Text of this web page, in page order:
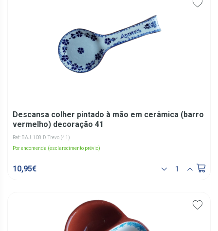
Descansa colher pintado à mão em cerâmica (barro
vermelho) decoração 41
Ref: BAJ.108.D.Trevo (41)
Por encomenda (esclarecimento prévio)
10,95€